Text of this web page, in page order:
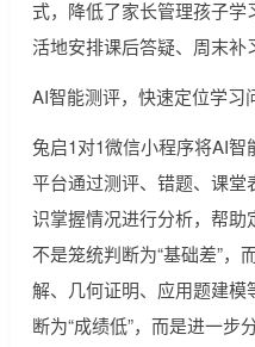
式，降低了家长管理孩子学
活地安排课后答疑、周末补
AI智能测评，快速定位学习
兔启1对1微信小程序将AI智
平台通过测评、错题、课
识掌握情况进行分析，帮
不是笼统判断为“基础差”，
解、几何证明、应用题建
断为“成绩低”，而是进一步